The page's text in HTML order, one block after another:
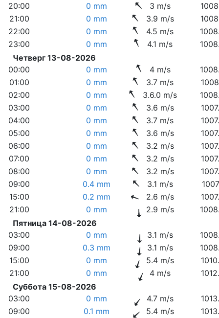
20:00
0 mm 3 m/s
21:00
0 mm 3.9 m/s
22:00
0 mm 4.5 m/s
23:00
0 mm 4.1 m/s
Четверг 13-08-2026
00:00
0 mm 4 m/s
01:00
0 mm 3.7 m/s
02:00
0 mm 3.6.0 m/s
03:00
0 mm 3.6 m/s
04:00
0 mm 3.7 m/s
05:00
0 mm 3.6 m/s
06:00
0 mm 3.2 m/s
07:00
0 mm 3.2 m/s
08:00
0 mm 3.2 m/s
09:00
0.4 mm 3.1 m/s
15:00
0.2 mm 2.6 m/s
21:00
0 mm 2.9 m/s
Пятница 14-08-2026
03:00
0 mm 3.1 m/s
09:00
0.3 mm 3.1 m/s
15:00
0 mm 5.4 m/s
21:00
0 mm 4 m/s
Суббота 15-08-2026
03:00
0 mm 4.7 m/s
09:00
0.1 mm 5.4 m/s